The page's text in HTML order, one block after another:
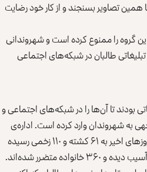
همین تصاویر بسنجند و از کار خود رضایت
گروه را ممنوع کرده است و شهروندانی
طالبان در شبکه‌های اجتماعی
بودند تا آن‌ها را در شبکه‌های اجتماعی و
به شهروندان وارد کرده است. اداره‌ی
مبارزه با حوادث طبیعی طالبان، شنبه، ۴ دلو، مدعی شد که شمار قربانیان بارش برف و باران در روزهای اخیر به ۶۱ کشته و ۱۱۰ زخمی رسیده